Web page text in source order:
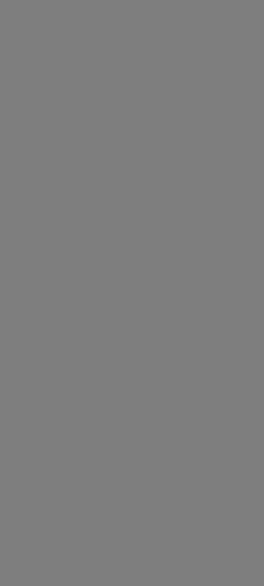
se abre en ventana